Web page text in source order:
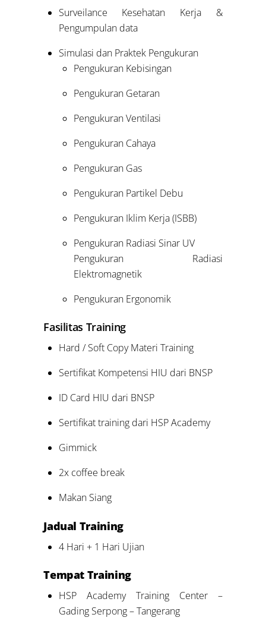
Surveilance Kesehatan Kerja &
Pengumpulan data
Simulasi dan Praktek Pengukuran
Pengukuran Kebisingan
Pengukuran Getaran
Pengukuran Ventilasi
Pengukuran Cahaya
Pengukuran Gas
Pengukuran Partikel Debu
Pengukuran Iklim Kerja (ISBB)
Pengukuran Radiasi Sinar UV
Pengukuran Radiasi
Elektromagnetik
Pengukuran Ergonomik
Fasilitas Training
Hard / Soft Copy Materi Training
Sertifikat Kompetensi HIU dari BNSP
ID Card HIU dari BNSP
Sertifikat training dari HSP Academy
Gimmick
2x coffee break
Makan Siang
Jadual Training
4 Hari + 1 Hari Ujian
Tempat Training
HSP Academy Training Center –
Gading Serpong – Tangerang